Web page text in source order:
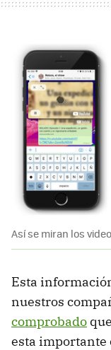
Así se miran los
Esta
nuestros
comprobado
esta importante